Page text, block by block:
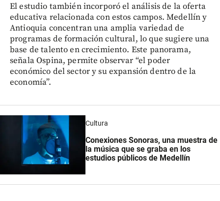
El estudio también incorporó el análisis de la oferta
educativa relacionada con estos campos. Medellín y
Antioquia concentran una amplia variedad de
programas de formación cultural, lo que sugiere una
base de talento en crecimiento. Este panorama,
señala Ospina, permite observar “el poder
económico del sector y su expansión dentro de la
economía”.
Cultura
Conexiones Sonoras, una muestra de
la música que se graba en los
estudios públicos de Medellín